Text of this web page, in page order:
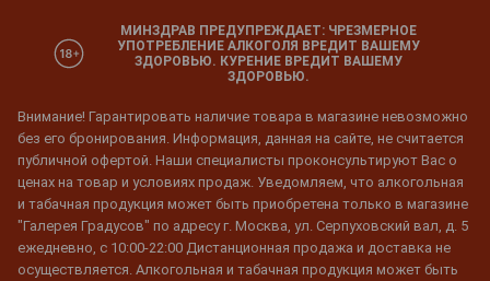
МИНЗДРАВ ПРЕДУПРЕЖДАЕТ: ЧРЕЗМЕРНОЕ
УПОТРЕБЛЕНИЕ АЛКОГОЛЯ ВРЕДИТ ВАШЕМУ
ЗДОРОВЬЮ. КУРЕНИЕ ВРЕДИТ ВАШЕМУ
ЗДОРОВЬЮ.
Внимание! Гарантировать наличие товара в магазине невозможно
без его бронирования. Информация, данная на сайте, не считается
публичной офертой. Наши специалисты проконсультируют Вас о
ценах на товар и условиях продаж. Уведомляем, что алкогольная
и табачная продукция может быть приобретена только в магазине
"Галерея Градусов" по адресу г. Москва, ул. Серпуховский вал, д. 5
ежедневно, с 10:00-22:00 Дистанционная продажа и доставка не
осуществляется. Алкогольная и табачная продукция может быть